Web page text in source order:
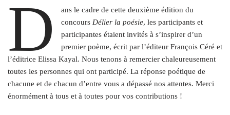
D
ans le cadre de cette deuxième édition du
concours Délier la poésie, les participants et
participantes étaient invités à s’inspirer d’un
premier poème, écrit par l’éditeur François Céré et
l’éditrice Elissa Kayal. Nous tenons à remercier chaleureusement
toutes les personnes qui ont participé. La réponse poétique de
chacune et de chacun d’entre vous a dépassé nos attentes. Merci
énormément à tous et à toutes pour vos contributions !